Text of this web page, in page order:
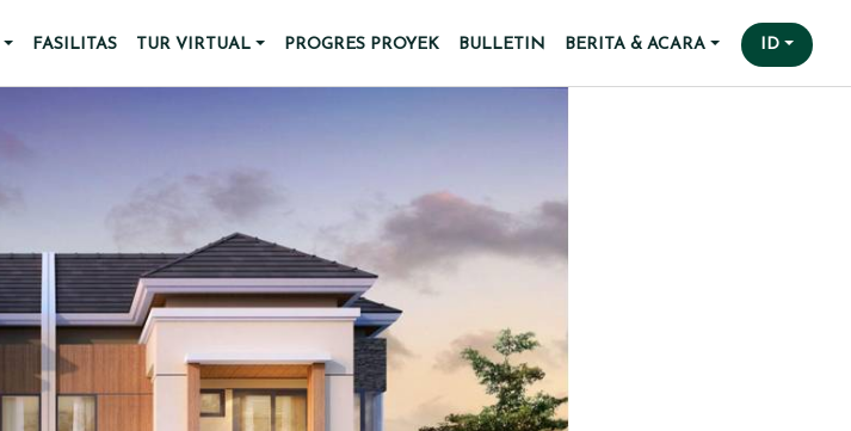
FASILITAS TUR VIRTUAL PROGRES PROYEK BULLETIN BERITA & ACARA ID